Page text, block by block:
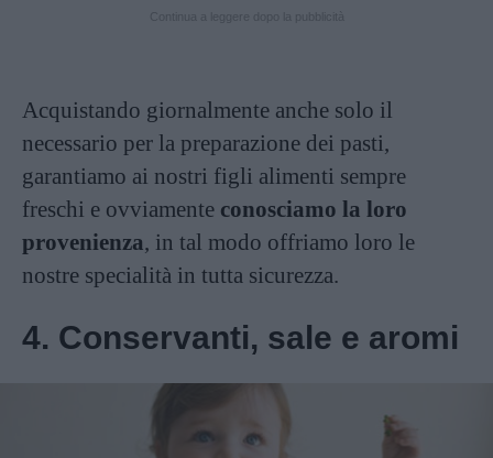
Acquistando giornalmente anche solo il
necessario per la preparazione dei pasti,
garantiamo ai nostri figli alimenti sempre
freschi e ovviamente conosciamo la loro
provenienza, in tal modo offriamo loro le
nostre specialità in tutta sicurezza.
4. Conservanti, sale e aromi